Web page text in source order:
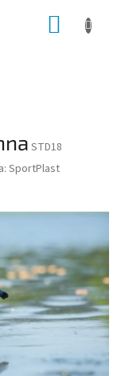
STD18
SportPlast